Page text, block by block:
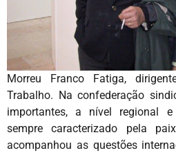
Morreu Franco Fatiga,
Trabalho. Na confederação
importantes, a nível regional
sempre caracterizado pela
acompanhou as questões